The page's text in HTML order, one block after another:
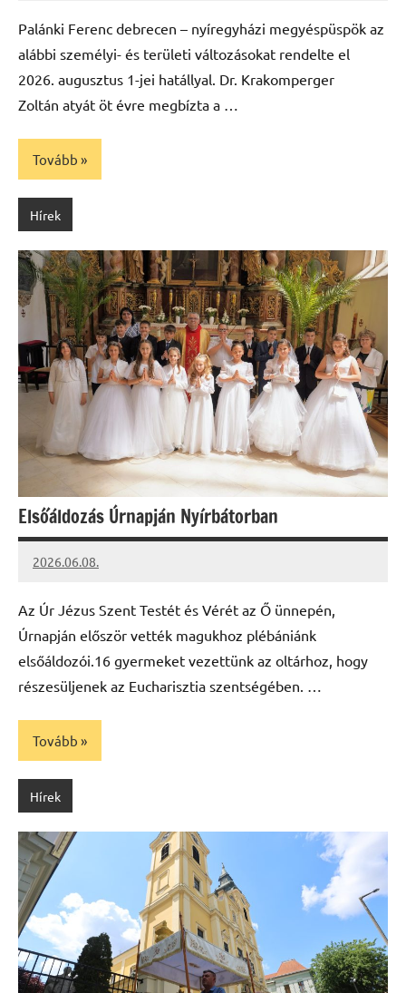
Palánki Ferenc debrecen – nyíregyházi megyéspüspök az
alábbi személyi- és területi változásokat rendelte el
2026. augusztus 1-jei hatállyal. Dr. Krakomperger
Zoltán atyát öt évre megbízta a …
Tovább
Hírek
Elsőáldozás Úrnapján Nyírbátorban
2026.06.08.
Leiszt
Az Úr Jézus Szent Testét és Vérét az Ő ünnepén,
Úrnapján először vették magukhoz plébániánk
elsőáldozói.16 gyermeket vezettünk az oltárhoz, hogy
részesüljenek az Eucharisztia szentségében. …
Tovább
Hírek